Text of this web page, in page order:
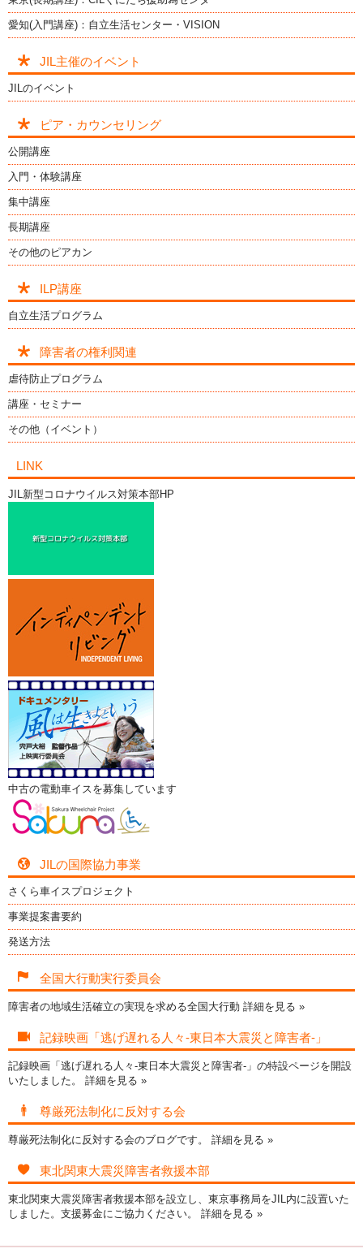
愛知(入門講座)：自立生活センター・VISION
JIL主催のイベント
JILのイベント
ピア・カウンセリング
公開講座
入門・体験講座
集中講座
長期講座
その他のピアカン
ILP講座
自立生活プログラム
障害者の権利関連
虐待防止プログラム
講座・セミナー
その他（イベント）
LINK
JIL新型コロナウイルス対策本部HP
中古の電動車イスを募集しています
JILの国際協力事業
さくら車イスプロジェクト
事業提案書要約
発送方法
全国大行動実行委員会
障害者の地域生活確立の実現を求める全国大行動 詳細を見る »
記録映画「逃げ遅れる人々-東日本大震災と障害者-」
記録映画「逃げ遅れる人々-東日本大震災と障害者-」の特設ページを開設
いたしました。 詳細を見る »
尊厳死法制化に反対する会
尊厳死法制化に反対する会のブログです。 詳細を見る »
東北関東大震災障害者救援本部
東北関東大震災障害者救援本部を設立し、東京事務局をJIL内に設置いた
しました。支援募金にご協力ください。 詳細を見る »